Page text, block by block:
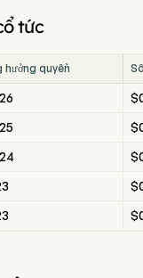
tức
hưởng quyền